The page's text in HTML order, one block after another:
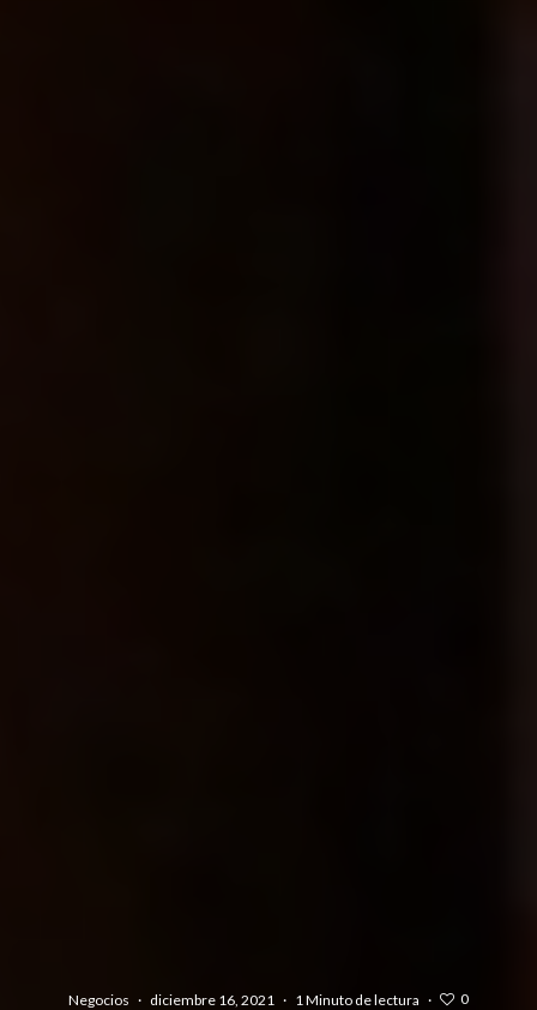
Negocios · diciembre 16, 2021 · 1 Minuto de lectura · 0